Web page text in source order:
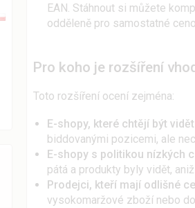
EAN. Stáhnout si můžete
odděleně pro samostatné
Pro koho je rozšíření
Toto rozšíření ocení zejména:
E-shopy, které chtějí být
biddovanými pozicemi, ale
E-shopy s politikou nízkých
pátá a produkty byly vidět,
Prodejci, kteří mají odlišné
vysokomaržové zboží nebo